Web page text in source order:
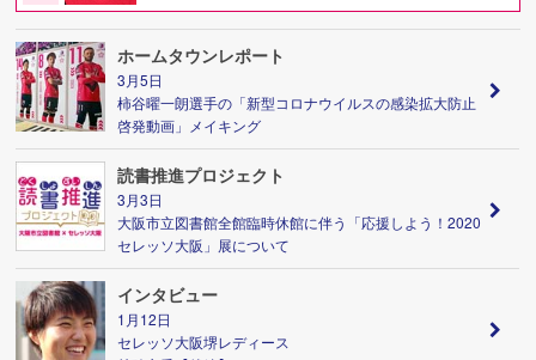
ホームタウンレポート
3月5日
柿谷曜一朗選手の「新型コロナウイルスの感染拡大防止
啓発動画」メイキング
読書推進プロジェクト
3月3日
大阪市立図書館全館臨時休館に伴う「応援しよう！2020
セレッソ大阪」展について
インタビュー
1月12日
セレッソ大阪堺レディース